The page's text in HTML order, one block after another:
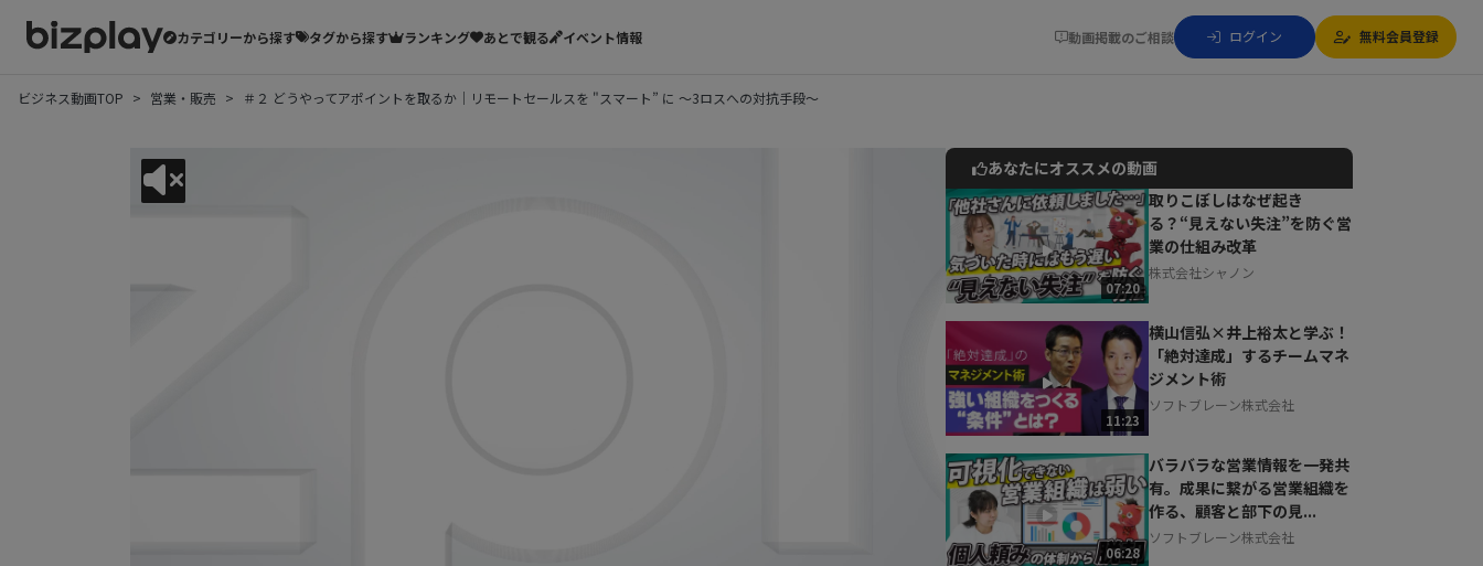
カテゴリーから探す タグから探す ランキング あとで観る イベント情報 動画掲載のご相談 ログイン 無料会員登録
ビジネス動画TOP 営業・販売 ＃２ どうやってアポイントを取るか｜リモートセールスを "スマート” に ～3ロスへの対抗手段～
動画でご紹介しているサービスについて
お気軽にご相談・ご質問いただけます！
30秒でお申し込み可能
相談を希望する 無料
あなたにオススメの動画
07:20
取りこぼしはなぜ起き
る？“見えない失注”を防ぐ営
業の仕組み改革
株式会社シャノン
11:23
横山信弘×井上裕太と学ぶ！
「絶対達成」するチームマネ
ジメント術
ソフトブレーン株式会社
06:28
バラバラな営業情報を一発共
有。成果に繋がる営業組織を
作る、顧客と部下の見...
ソフトブレーン株式会社